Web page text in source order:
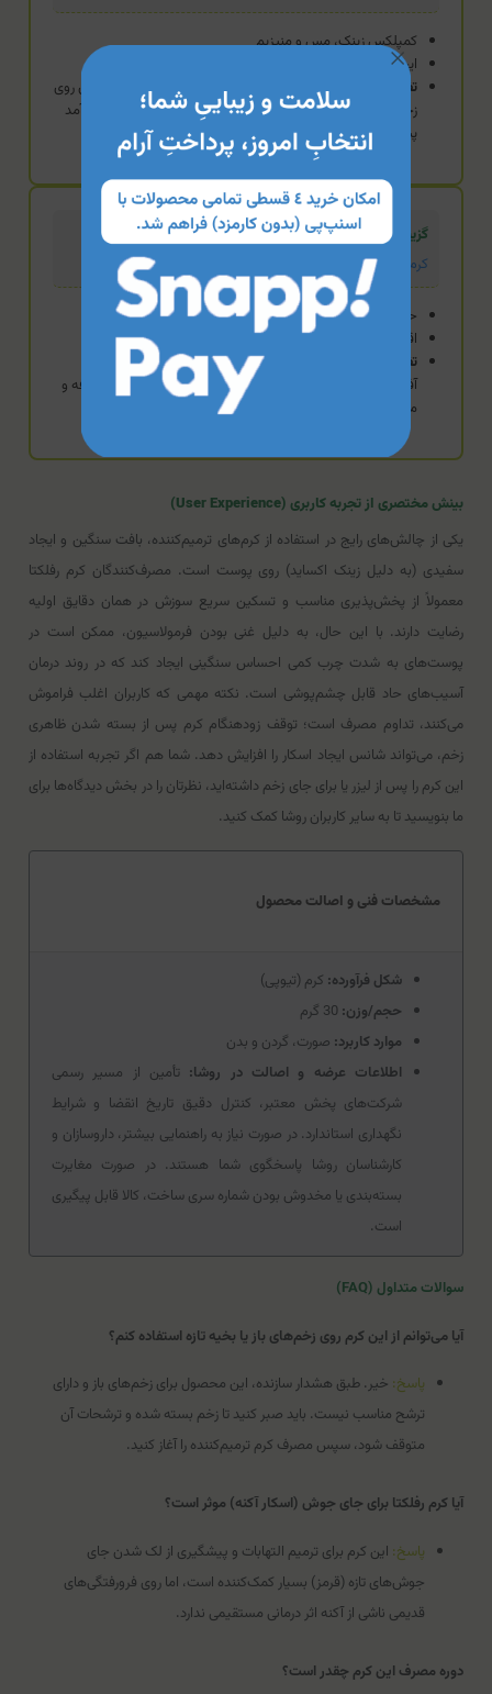
کمپلکس زینک، مس و منیزیم
ایجاد پانسمان نامرئی
تفاوت:
تمرکز بیشتر بر ایجاد یک سد فیزیکی و آنتی‌باکتریال قوی روی
زخم‌های سطحی دارد و به عنوان یک ترمیم‌کننده استاندارد و کارآمد
پس از لیزر یا بخیه عمل می‌کند.
گزینه اقتصادی
کرم ترمیم کننده و التیام بخش راکوتن
حاوی درصد بالای سوکرالفیت
اقتصادی و تسکین‌دهنده
تفاوت:
بر پایه سوکرالفیت طراحی شده که برای ادرارسوختگی،
آفتاب‌سوختگی و التهابات عمومی یک گزینه بسیار مقرون‌به‌صرفه و
موثر است.
بینش مختصری از تجربه کاربری (User Experience)
یکی از چالش‌های رایج در استفاده از کرم‌های ترمیم‌کننده، بافت سنگین و ایجاد
سفیدی (به دلیل زینک اکساید) روی پوست است. مصرف‌کنندگان کرم رفلکتا
معمولاً از پخش‌پذیری مناسب و تسکین سریع سوزش در همان دقایق اولیه
رضایت دارند. با این حال، به دلیل غنی بودن فرمولاسیون، ممکن است در
پوست‌های به شدت چرب کمی احساس سنگینی ایجاد کند که در روند درمان
آسیب‌های حاد قابل چشم‌پوشی است. نکته مهمی که کاربران اغلب فراموش
می‌کنند، تداوم مصرف است؛ توقف زودهنگام کرم پس از بسته شدن ظاهری
زخم، می‌تواند شانس ایجاد اسکار را افزایش دهد. شما هم اگر تجربه استفاده از
این کرم را پس از لیزر یا برای جای زخم داشته‌اید، نظرتان را در بخش دیدگاه‌ها برای
ما بنویسید تا به سایر کاربران روشا کمک کنید.
مشخصات فنی و اصالت محصول
شکل فرآورده: کرم (تیوپی)
حجم/وزن:
موارد کاربرد: صورت، گردن و بدن
اطلاعات عرضه و اصالت در روشا: تأمین از مسیر رسمی
شرکت‌های پخش معتبر، کنترل دقیق تاریخ انقضا و شرایط
نگهداری استاندارد. در صورت نیاز به راهنمایی بیشتر، داروسازان و
کارشناسان روشا پاسخگوی شما هستند. در صورت مغایرت
بسته‌بندی یا مخدوش بودن شماره سری ساخت، کالا قابل پیگیری
است.
سوالات متداول (FAQ)
آیا می‌توانم از این کرم روی زخم‌های باز یا بخیه تازه استفاده کنم؟
پاسخ: خیر. طبق هشدار سازنده، این محصول برای زخم‌های باز و دارای
ترشح مناسب نیست. باید صبر کنید تا زخم بسته شده و ترشحات آن
متوقف شود، سپس مصرف کرم ترمیم‌کننده را آغاز کنید.
آیا کرم رفلکتا برای جای جوش (اسکار آکنه) موثر است؟
پاسخ: این کرم برای ترمیم التهابات و پیشگیری از لک شدن جای
جوش‌های تازه (قرمز) بسیار کمک‌کننده است، اما روی فرورفتگی‌های
قدیمی ناشی از آکنه اثر درمانی مستقیمی ندارد.
دوره مصرف این کرم چقدر است؟